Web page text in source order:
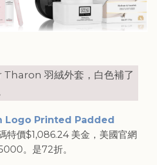
羽絨外套，白色補了
Logo Printed Padded
特價$1,086.24 美金，美國官網
。是72折。